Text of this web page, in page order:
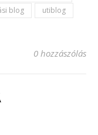
blog
utiblog
0 hozzászólás